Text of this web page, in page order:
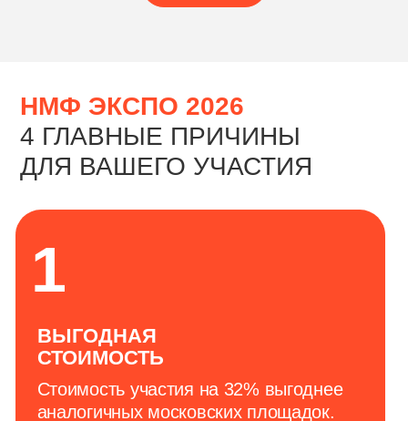
Кол-во покупателей на 1 посетителя в
ПЛОТНОСТЬ
ПОКУПАТЕЛЕЙ
4
80% аудитории НМФ ЭКСПО приходят с
оборудование здесь и сейчас, пока не
решения принимаются на месте.
ЦЕЛЕВАЯ
АУДИТОРИЯ
3